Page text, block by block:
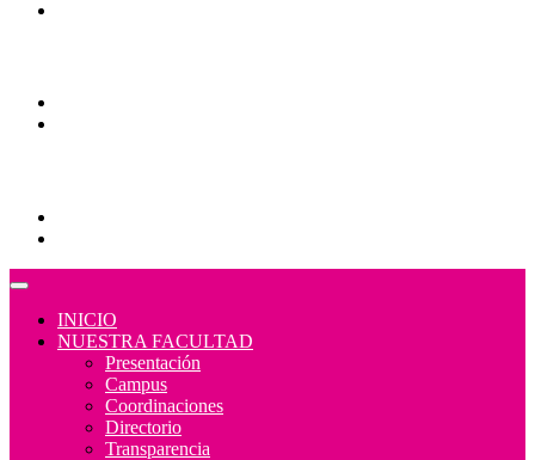
INICIO
NUESTRA FACULTAD
Presentación
Campus
Coordinaciones
Directorio
Transparencia